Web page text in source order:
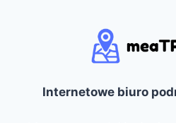
Internetowe biuro